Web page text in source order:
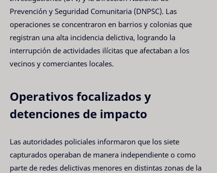
Prevención y Seguridad Comunitaria (DNPSC). Las
operaciones se concentraron en barrios y colonias que
registran una alta incidencia delictiva, logrando la
interrupción de actividades ilícitas que afectaban a los
vecinos y comerciantes locales.
Operativos focalizados y
detenciones de impacto
Las autoridades policiales informaron que los siete
capturados operaban de manera independiente o como
parte de redes delictivas menores en distintas zonas de la